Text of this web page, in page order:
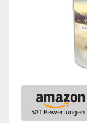
531 Bewertungen